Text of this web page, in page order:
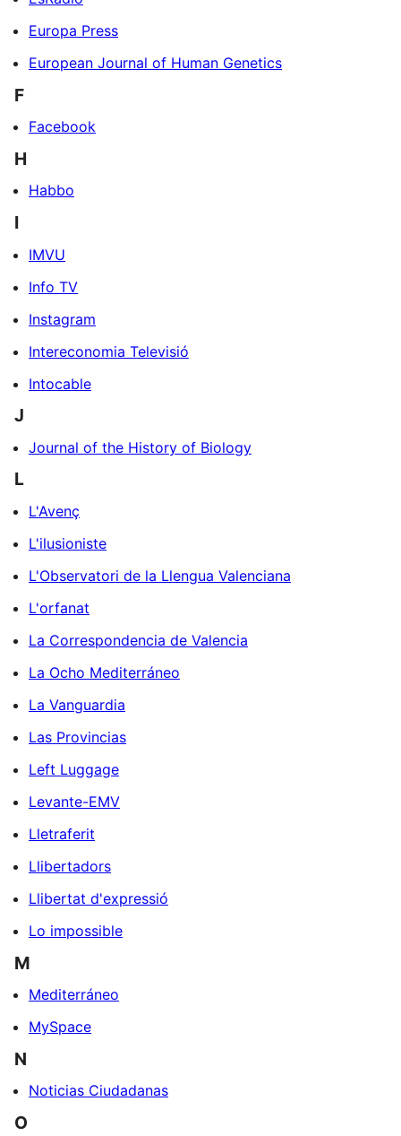
Europa Press
European Journal of Human Genetics
F
Facebook
H
Habbo
I
IMVU
Info TV
Instagram
Intereconomia Televisió
Intocable
J
Journal of the History of Biology
L
L'Avenç
L'ilusioniste
L'Observatori de la Llengua Valenciana
L'orfanat
La Correspondencia de Valencia
La Ocho Mediterráneo
La Vanguardia
Las Provincias
Left Luggage
Levante-EMV
Lletraferit
Llibertadors
Llibertat d'expressió
Lo impossible
M
Mediterráneo
MySpace
N
Noticias Ciudadanas
O